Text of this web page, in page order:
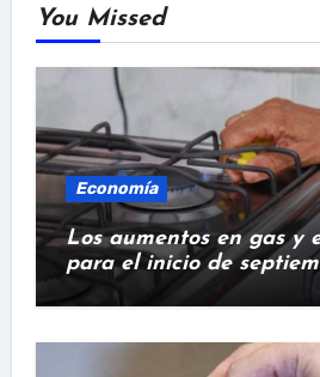
You Missed
Economía
Los aumentos en gas y
para el inicio de